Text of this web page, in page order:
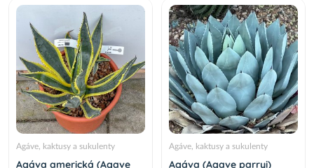
Agáve, kaktusy a sukulenty
Agáva americká (Agave
Agáve, kaktusy a sukulenty
Agáva (Agave parryi)